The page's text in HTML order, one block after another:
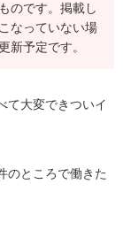
のです。掲載し
なっていない場
新予定です。
て大変できついイ
のところで働きた